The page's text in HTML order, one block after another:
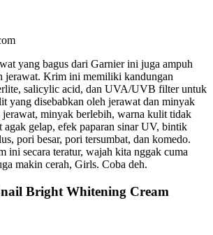
yang bagus dari Garnier ini juga ampuh
jerawat. Krim ini memiliki kandungan
salicylic acid, dan UVA/UVB filter untuk
yang disebabkan oleh jerawat dan minyak
jerawat, minyak berlebih, warna kulit tidak
agak gelap, efek paparan sinar UV, bintik
pori besar, pori tersumbat, dan komedo.
ini secara teratur, wajah kita nggak cuma
makin cerah, Girls. Coba deh.
Bright Whitening Cream